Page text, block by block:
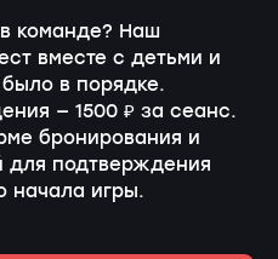
команде? Наш
вместе с детьми и
в порядке.
— 1500 ₽ за сеанс.
бронирования и
для подтверждения
начала игры.